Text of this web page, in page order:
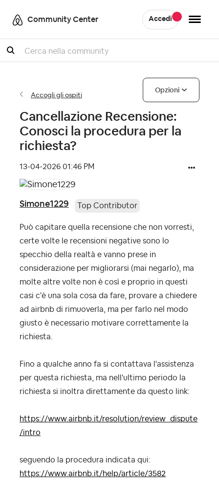
Community Center Accedi
Cercare
Accogli gli ospiti
Opzioni
Cancellazione Recensione:
Conosci la procedura per la
richiesta?
‎13-04-2026 01:46 PM
Simone1229 Top Contributor
Può capitare quella recensione che non vorresti,
certe volte le recensioni negative sono lo
specchio della realtà e vanno prese in
considerazione per migliorarsi (mai negarlo), ma
molte altre volte non è così e proprio in questi
casi c'è una sola cosa da fare, provare a chiedere
ad airbnb di rimuoverla, ma per farlo nel modo
giusto è necessario motivare correttamente la
richiesta.
Fino a qualche anno fa si contattava l'assistenza
per questa richiesta, ma nell'ultimo periodo la
richiesta si inoltra direttamente da questo link:
https://www.airbnb.it/resolution/review_dispute
/intro
seguendo la procedura indicata qui:
https://www.airbnb.it/help/article/3582